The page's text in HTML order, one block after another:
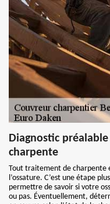
Diagnostic
charpente
Tout traitement de charpente
l’ossature. C’est une étape
permettre de savoir si votre
ou pas. Éventuellement,